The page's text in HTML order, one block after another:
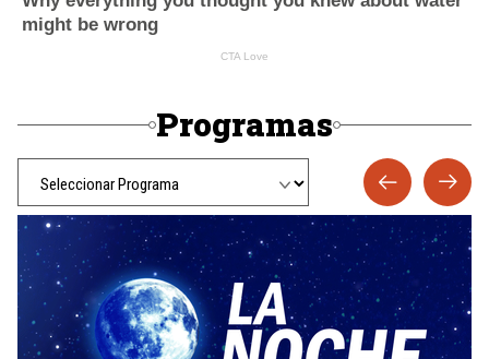
Programas